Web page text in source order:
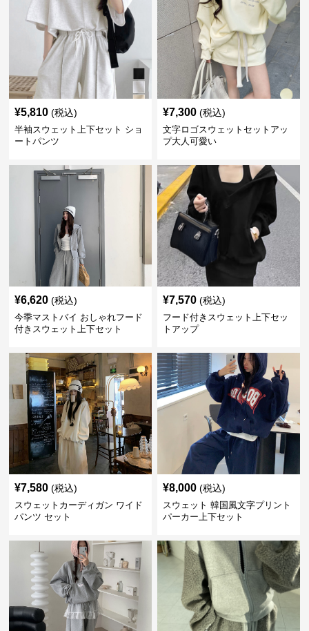
¥5,810 (税込)
半袖スウェット上下セット ショ
ートパンツ
¥7,300 (税込)
文字ロゴスウェットセットアッ
プ大人可愛い
¥6,620 (税込)
今季マストバイ おしゃれフード
付きスウェット上下セット
¥7,570 (税込)
フード付きスウェット上下セッ
トアップ
¥7,580 (税込)
スウェットカーディガン ワイド
パンツ セット
¥8,000 (税込)
スウェット 韓国風文字プリント
パーカー上下セット